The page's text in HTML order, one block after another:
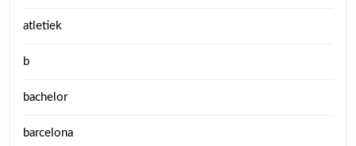
atletiek
b
bachelor
barcelona